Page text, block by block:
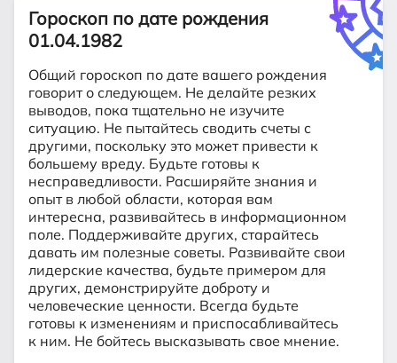
Гороскоп по дате рождения
01.04.1982
Общий гороскоп по дате вашего рождения
говорит о следующем. Не делайте резких
выводов, пока тщательно не изучите
ситуацию. Не пытайтесь сводить счеты с
другими, поскольку это может привести к
большему вреду. Будьте готовы к
несправедливости. Расширяйте знания и
опыт в любой области, которая вам
интересна, развивайтесь в информационном
поле. Поддерживайте других, старайтесь
давать им полезные советы. Развивайте свои
лидерские качества, будьте примером для
других, демонстрируйте доброту и
человеческие ценности. Всегда будьте
готовы к изменениям и приспосабливайтесь
к ним. Не бойтесь высказывать свое мнение.